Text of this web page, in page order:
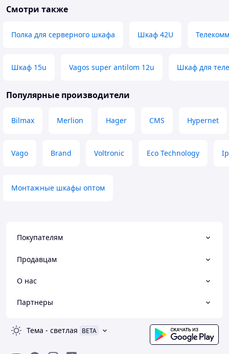
Смотри также
Полка для серверного шкафа Шкаф 42U
Шкаф 15u Vagos super antilom 12u Шкаф для
Популярные производители
Bilmax Merlion Hager CMS Hypernet
Vago Brand Voltronic Eco Technology
Монтажные шкафы оптом
Покупателям
Продавцам
О нас
Партнеры
Тема - светлая BETA